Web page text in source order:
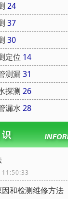
24
37
30
定位 14
测漏31
探测 26
漏水 28
和检测维修方法